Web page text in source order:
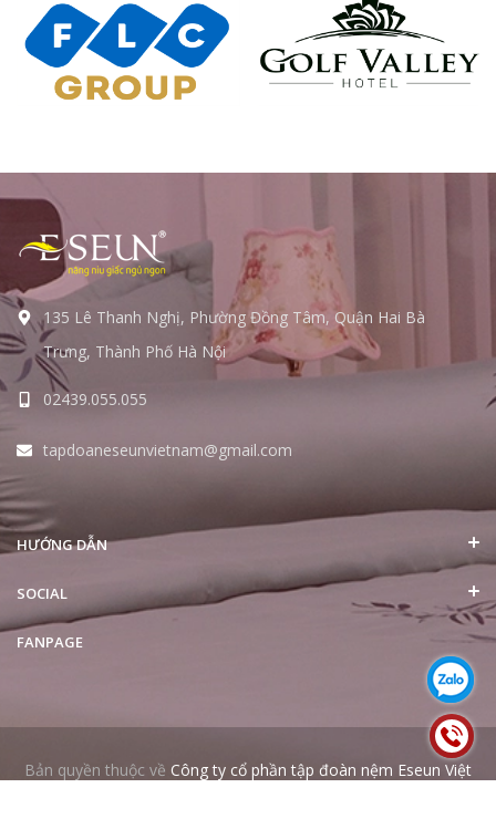
135 Lê Thanh Nghị, Phường Đồng Tâm, Quận Hai Bà
Trưng, Thành Phố Hà Nội
02439.055.055
tapdoaneseunvietnam@gmail.com
HƯỚNG DẪN
SOCIAL
FANPAGE
Bản quyền thuộc về Công ty cổ phần tập đoàn nệm Eseun Việt